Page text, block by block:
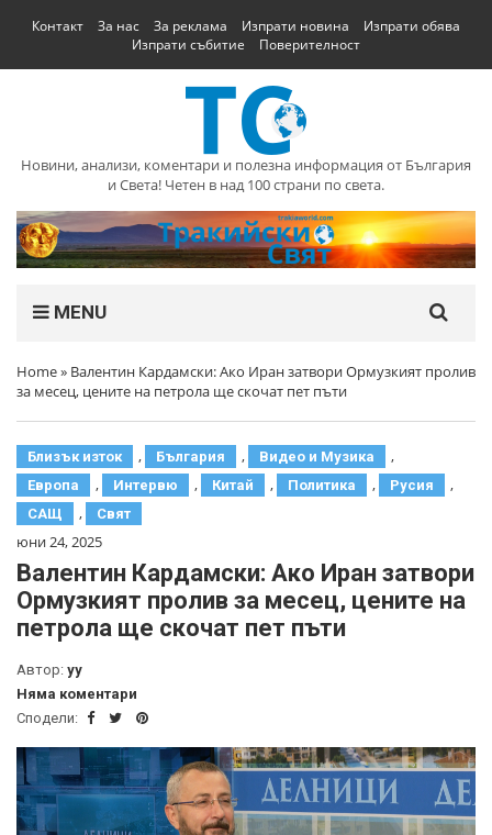
Контакт За нас За реклама Изпрати новина
Изпрати обява
Изпрати събитие
Поверителност
Новини, анализи, коментари и полезна информация от България
и Света! Четен в над 100 страни по света.
MENU
Home» Валентин Кардамски: Ако Иран затвори Ормузкият пролив
за месец, цените на петрола ще скочат пет пъти
Близък изток , България , Видео и Музика ,
Европа , Интервю , Китай , Политика , Русия ,
САЩ , Свят
юни 24, 2025
Валентин Кардамски: Ако Иран затвори
Ормузкият пролив за месец, цените на
петрола ще скочат пет пъти
Автор: yy
Няма коментари
Сподели: